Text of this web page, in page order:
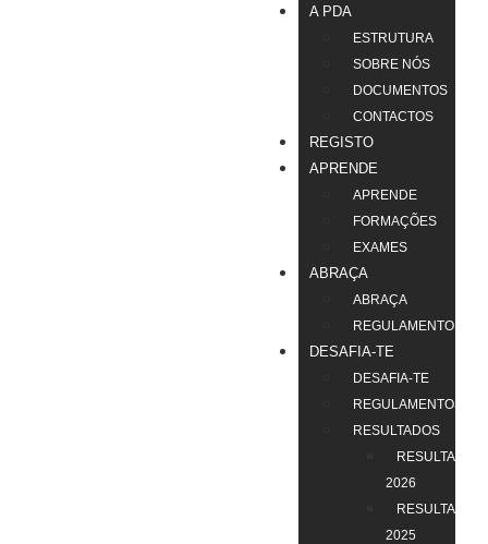
A PDA
ESTRUTURA
SOBRE NÓS
DOCUMENTOS
CONTACTOS
REGISTO
APRENDE
APRENDE
FORMAÇÕES
EXAMES
ABRAÇA
ABRAÇA
REGULAMENTO
DESAFIA-TE
DESAFIA-TE
REGULAMENTOS
RESULTADOS
RESULTADOS
2026
RESULTADOS
2025